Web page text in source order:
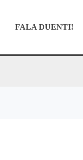
FALA DUENTI!